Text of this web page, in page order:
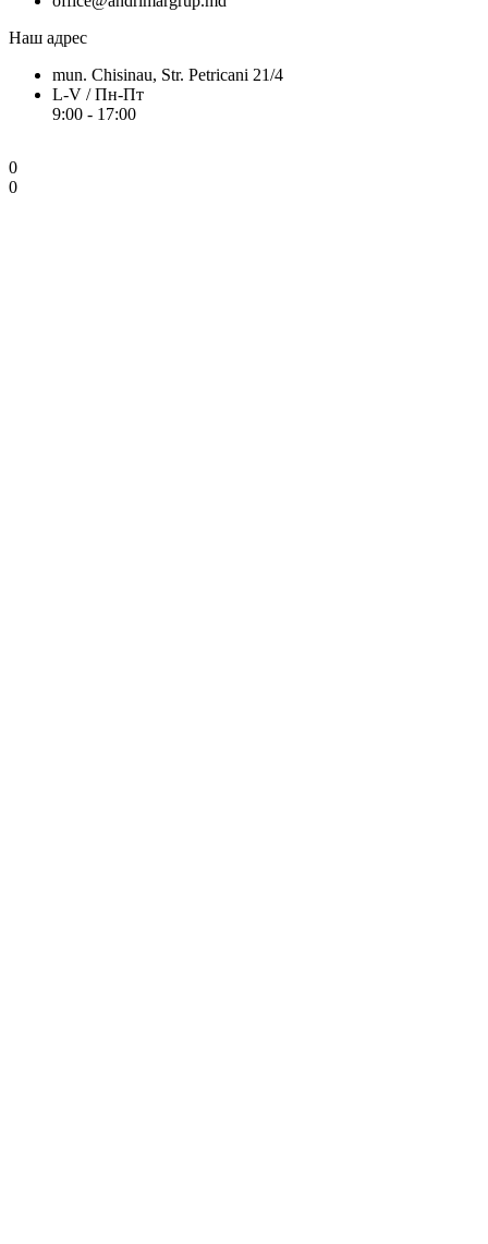
Наш адрес
mun. Chisinau, Str. Petricani 21/4
L-V / Пн-Пт
9:00 - 17:00
0
0